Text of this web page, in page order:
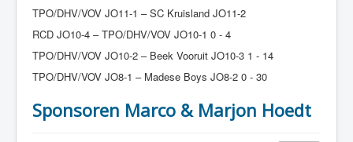
TPO/DHV/VOV JO11-1 – SC Kruisland JO11-2
RCD JO10-4 – TPO/DHV/VOV JO10-1 0 - 4
TPO/DHV/VOV JO10-2 – Beek Vooruit JO10-3 1 - 14
TPO/DHV/VOV JO8-1 – Madese Boys JO8-2 0 - 30
Sponsoren Marco & Marjon Hoedt